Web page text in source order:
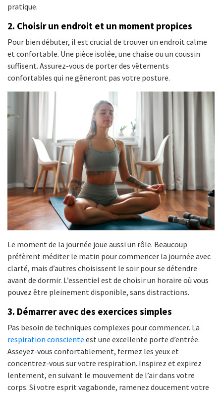
pratique.
2. Choisir un endroit et un moment propices
Pour bien débuter, il est crucial de trouver un endroit calme
et confortable. Une pièce isolée, une chaise ou un coussin
suffisent. Assurez-vous de porter des vêtements
confortables qui ne gêneront pas votre posture.
Le moment de la journée joue aussi un rôle. Beaucoup
préfèrent méditer le matin pour commencer la journée avec
clarté, mais d’autres choisissent le soir pour se détendre
avant de dormir. L’essentiel est de choisir un horaire où vous
pouvez être pleinement disponible, sans distractions.
3. Démarrer avec des exercices simples
Pas besoin de techniques complexes pour commencer. La
respiration consciente est une excellente porte d’entrée.
Asseyez-vous confortablement, fermez les yeux et
concentrez-vous sur votre respiration. Inspirez et expirez
lentement, en suivant le mouvement de l’air dans votre
corps. Si votre esprit vagabonde, ramenez doucement votre